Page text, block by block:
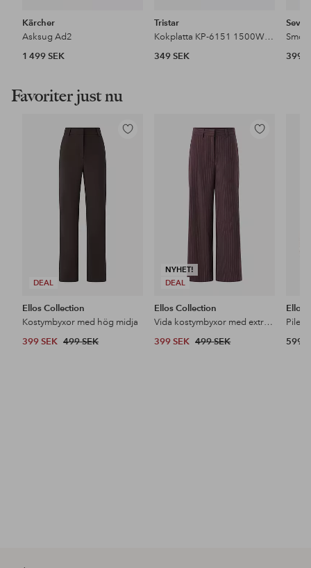
Kärcher
Asksug Ad2
1 499 SEK
Tristar
Kokplatta KP-6151 1500W 18,5 cm
349 SEK
399
Favoriter just nu
DEAL
Lägg
Ellos Collection
Kostymbyxor med hög midja
399 SEK 499 SEK
NYHET!
DEAL
Lägg
Ellos Collection
Vida kostymbyxor med extra hög midja
399 SEK 499 SEK
Ellos
599